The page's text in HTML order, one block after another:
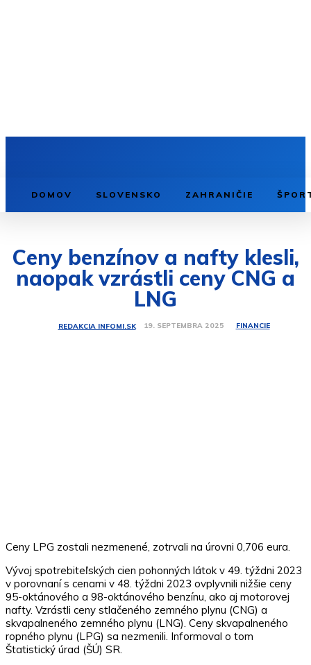
DOMOV SLOVENSKO ZAHRANIČIE
Ceny benzínov a nafty klesli,
naopak vzrástli ceny CNG a
LNG
REDAKCIA INFOMI.SK 19. SEPTEMBRA 2025 FINANCIE
Ceny LPG zostali nezmenené, zotrvali na úrovni 0,706 eura.
Vývoj spotrebiteľských cien pohonných látok v 49. týždni 2023
v porovnaní s cenami v 48. týždni 2023 ovplyvnili nižšie ceny
95-oktánového a 98-oktánového benzínu, ako aj motorovej
nafty. Vzrástli ceny stlačeného zemného plynu (CNG) a
skvapalneného zemného plynu (LNG). Ceny skvapalneného
ropného plynu (LPG) sa nezmenili. Informoval o tom
Štatistický úrad (ŠÚ) SR.